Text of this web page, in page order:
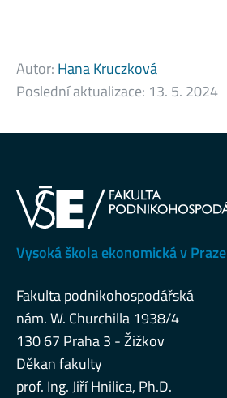
Autor: Hana Kruczková
Poslední aktualizace: 13. 5. 2024
Vysoká škola ekonomická v Praze
Fakulta podnikohospodářská
nám. W. Churchilla 1938/4
130 67 Praha 3 - Žižkov
Děkan fakulty
prof. Ing. Jiří Hnilica, Ph.D.